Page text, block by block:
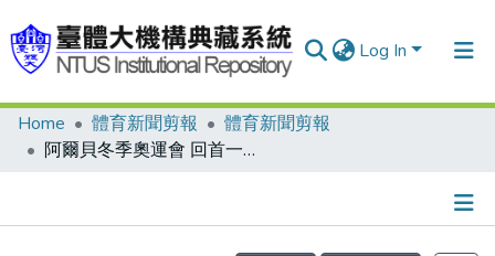
Log In
Communities & Collections
Home 體育新聞剪報
體育新聞剪報
阿爾貝冬季奧運會 回首一望分了心 慢了0.02秒再飲恨 葉喬波 大嘆冬運路難行
Details